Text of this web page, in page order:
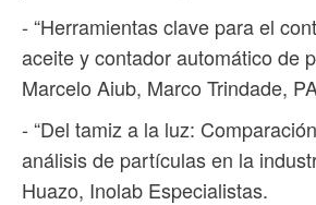
- “Herramientas clave para el
aceite y contador automático de
Marcelo Aiub, Marco Trindade,
- “Del tamiz a la luz:
análisis de partículas en la
Huazo, Inolab Especialistas.